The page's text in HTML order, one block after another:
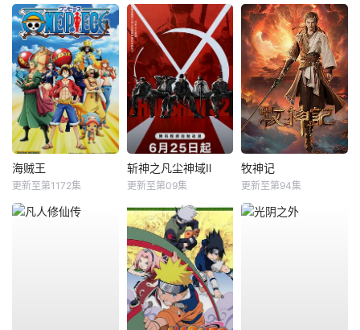
海贼王
更新至第1172集
斩神之凡尘神域Ⅱ
更新至第09集
牧神记
更新至第94集